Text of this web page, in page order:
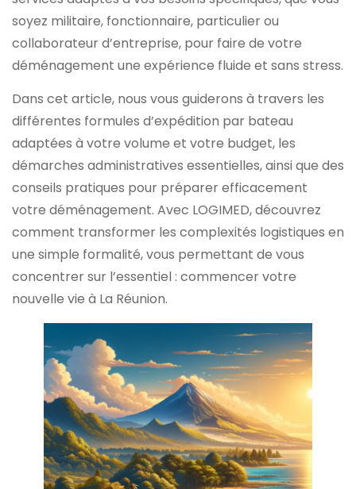
soyez militaire, fonctionnaire, particulier ou
collaborateur d’entreprise, pour faire de votre
déménagement une expérience fluide et sans stress.
Dans cet article, nous vous guiderons à travers les
différentes formules d’expédition par bateau
adaptées à votre volume et votre budget, les
démarches administratives essentielles, ainsi que des
conseils pratiques pour préparer efficacement
votre déménagement. Avec LOGIMED, découvrez
comment transformer les complexités logistiques en
une simple formalité, vous permettant de vous
concentrer sur l’essentiel : commencer votre
nouvelle vie à La Réunion.